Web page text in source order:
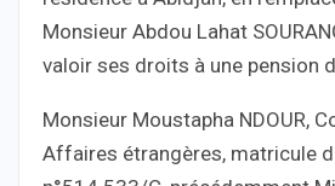
Monsieur Abdou Lahat
valoir ses droits à une pension
Monsieur Moustapha NDOUR,
Affaires étrangères, matricule